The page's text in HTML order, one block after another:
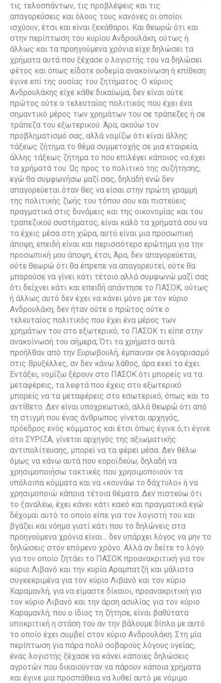
τις τελοσπάντων, τις προβλέψεις και τις
απαγορεύσεις και όλους τους κανόνες οι οποίοι
ισχύουν, έτσι και είναι ξεκάθαροι. Και θεωρώ ότι και
στην περίπτωση του κυρίου Ανδρουλάκη, ούτως ή
άλλως και τα προηγούμενα χρόνια είχε δηλώσει τα
χρήματα αυτά που ξέχασε ο λογιστής του να δηλώσει
φέτος και όπως είδατε ουδεμία ανακοίνωση ή επίθεση
έγινε επί της ουσίας του ζητήματος. Ο κύριος
Ανδρουλάκης είχε κάθε δικαίωμα, δεν είναι ούτε
πρώτος ούτε ο τελευταίος πολιτικός που έχει ένα
σημαντικό μέρος των χρημάτων του σε τράπεζες ή σε
τράπεζα του εξωτερικού. Άρα, ακούω τον
προβληματισμό σας, αλλά νομίζω ότι είναι άλλης
τάξεως ζήτημα το θέμα συμμετοχής σε μια εταιρεία,
άλλης τάξεως ζήτημα το που επιλέγει κάποιος να έχει
τα χρήματά του. Ως προς το πολιτικό της συζήτησης,
εγώ θα συμφωνήσω μαζί σας, δηλαδή ενώ δεν
απαγορεύεται όταν θες να είσαι στην πρώτη γραμμή
της πολιτικής ζωής του τόπου σου και πιστεύεις
πραγματικά στις δυνάμεις και της οικονομίας και του
τραπεζικού συστήματος, είναι καλό τα χρήματά σου να
τα έχεις μέσα στη χώρα, αυτό είναι μια προσωπική
άποψη, επειδή είναι και περισσότερο ερώτημα για την
προσωπική μου άποψη, έτσι; Άρα, δεν απαγορεύεται,
ούτε θεωρώ ότι θα έπρεπε να απαγορευτεί, ούτε θα
μπορούσε να γίνει κάτι τέτοιο αλλά συμφωνώ μαζί σας
ότι δείχνει κάτι και επειδή απάντησε το ΠΑΣΟΚ, ούτως
ή άλλως αυτό δεν έχει να κάνει μόνο με τον κύριο
Ανδρουλάκη, δεν ήταν ούτε ο πρώτος ούτε ο
τελευταίος πολιτικός που έχει ένα μέρος των
χρημάτων του στο εξωτερικό, το ΠΑΣΟΚ τι είπε στην
ανακοίνωσή του σήμερα; Ότι τα χρήματα αυτά
προήλθαν από την Ευρωβουλή, έμπαιναν σε λογαριασμό
στις Βρυξέλλες, αν δεν κάνω λάθος, άρα εκεί τα έχει.
Εντάξει, νομίζω ξέρουν στο ΠΑΣΟΚ ότι μπορείς να τα
μεταφέρεις, τα λεφτά που έχεις στο εξωτερικό
μπορείς να τα μεταφέρεις στο εσωτερικό, όπως και το
αντίθετο. Δεν είναι υποχρεωτικό, αλλά θεωρώ ότι από
τη στιγμή που ένας άνθρωπος γίνεται αρχηγός,
πρόεδρος ενός κόμματος και έτσι όπως έγινε ό,τι έγινε
στο ΣΥΡΙΖΑ, γίνεται αρχηγός της αξιωματικής
αντιπολίτευσης, μπορεί να τα φέρει μέσα. Δεν θέλω
όμως να κάνω αυτά που κοροϊδεύω, δηλαδή να
χρησιμοποιήσω τακτικές που χρησιμοποιούν τα
υπόλοιπα κόμματα και να «κουνάω το δάχτυλο» ή να
χρησιμοποιώ κάποια τέτοια θέματα. Δεν πιστεύω ότι
το ξαναλέω, έχει κάνει κάτι κακό και πραγματικά εγώ
δέχομαι αυτό το οποίο είπε για τον λογιστή του και
βγάζει και νόημα γιατί κάτι που το δηλώνεις στα
προηγούμενα χρόνια είναι… δεν υπάρχει λόγος να μην το
δηλώσεις στον επόμενο χρόνο. Αλλά αν δείτε το λόγο
για τον οποίο ζητάει το ΠΑΣΟΚ προανακριτική για τον
κύριο Λιβανό και την κυρία Αραμπατζή και μάλιστα
συγκεκριμένα για τον κύριο Λιβανό και τον κύριο
Καραμανλή, για να είμαστε δίκαιοι, προανακριτική για
τον κύριο Λιβανό και την άρση ασυλίας για τον κύριο
Καραμανλή, που ο ίδιος τη ζήτησε, είναι βαθύτατα
υποκριτική η στάση του αν την βάλουμε δίπλα με αυτό
το οποίο έχει συμβεί στον κύριο Ανδρουλάκη. Στη μία
περίπτωση για πάρα πολύ σοβαρούς λόγους υγείας,
ένας λογιστής ξέχασε να κάνει κάποιες δηλώσεις
αγροτών που δικαιούνταν να πάρουν κάποια χρήματα
και έγινε μια προσπάθεια να λυθεί αυτό με νόμιμο